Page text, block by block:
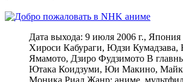
Дата выхода: 9 июля 2006 г., Япония
Хироси Кабураги, Юдзи Кумадзава,
Ямамото, Дзиро Фудзимото В
Ютака Коидзуми, Юи Макино,